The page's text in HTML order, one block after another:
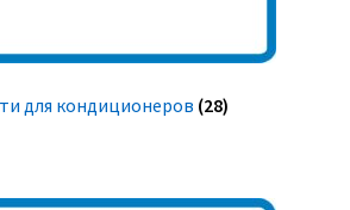
для кондиционеров (28)